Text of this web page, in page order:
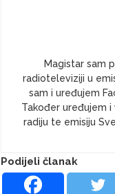
Magistar sam
radioteleviziji u
sam i uređujem
Također uređujem
radiju te emisiju
Podijeli članak